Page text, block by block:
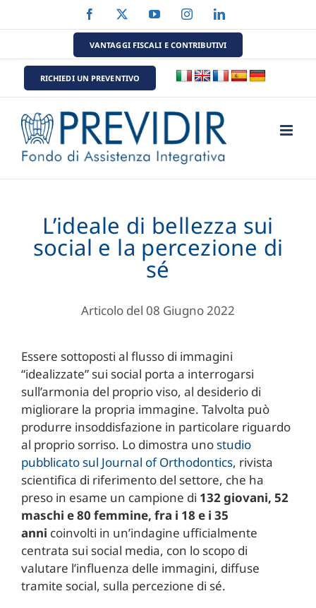
al
Facebook YouTubeInstagramLinkedIn
VANTAGGI FISCALI E CONTRIBUTIVI
RICHIEDI UN PREVENTIVO
L’ideale di bellezza sui
social e la percezione di
sé
Articolo del 08 Giugno 2022
Essere sottoposti al flusso di immagini
“idealizzate” sui social porta a interrogarsi
sull’armonia del proprio viso, al desiderio di
migliorare la propria immagine. Talvolta può
produrre insoddisfazione in particolare riguardo
al proprio sorriso. Lo dimostra uno studio
pubblicato sul Journal of Orthodontics, rivista
scientifica di riferimento del settore, che ha
preso in esame un campione di 132 giovani, 52
maschi e 80 femmine, fra i 18 e i 35
anni coinvolti in un’indagine ufficialmente
centrata sui social media, con lo scopo di
valutare l’influenza delle immagini, diffuse
tramite social, sulla percezione di sé.